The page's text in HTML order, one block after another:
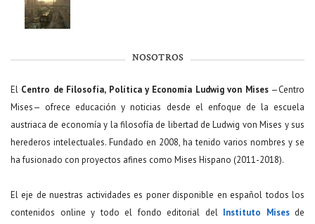
NOSOTROS
El Centro de Filosofía, Política y Economía Ludwig von Mises—Centro
Mises— ofrece educación y noticias desde el enfoque de la escuela
austriaca de economía y la filosofía de libertad de Ludwig von Mises y sus
herederos intelectuales. Fundado en 2008, ha tenido varios nombres y se
ha fusionado con proyectos afines como Mises Hispano (2011-2018).
El eje de nuestras actividades es poner disponible en español todos los
contenidos online y todo el fondo editorial del Instituto Misesde